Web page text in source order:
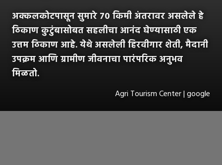
अक्कलकोटपासून सुमारे ७० किमी अंतरावर असलेले हे
ठिकाण कुटुंबासोबत सहलीचा आनंद घेण्यासाठी एक
उत्तम ठिकाण आहे. येथे असलेली हिरवीगार शेती, मैदानी
उपक्रम आणि ग्रामीण जीवनाचा पारंपरिक अनुभव
मिळतो.
Agri Tourism Center | google